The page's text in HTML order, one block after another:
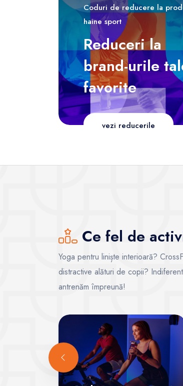
Coduri de reducere la
haine sport
Reduceri la
brand-urile
favorite
vezi reducerile
Ce fel de
Yoga pentru liniște interioară?
distractive alături de copii?
antrenăm împreună!